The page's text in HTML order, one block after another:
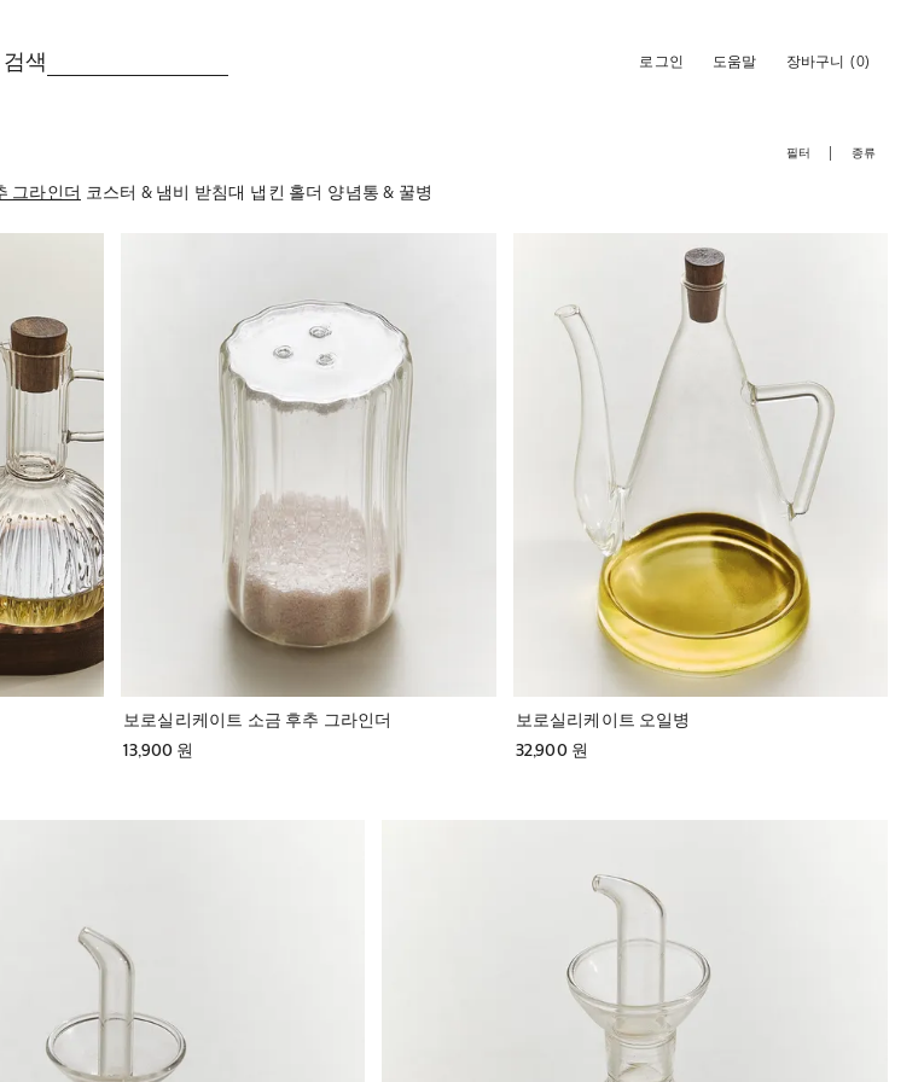
검색 로그인 도움말 장바구니 (0)
그라인더 코스터 & 냄비 받침대 냅킨 홀더 양념통 & 꿀병
필터 종류
보로실리케이트 소금 후추 그라인더
13,900 원
이미지가 1 중 6(으)로 변경되었습니다
보로실리케이트 오일병
32,900 원
이미지가 1 중 6(으)로 변경되었습니다
로 변경되었습니다 이미지가 1 중 6(으)로 변경되었습니다